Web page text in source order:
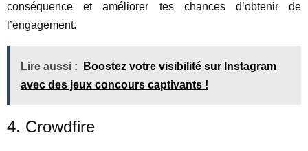
conséquence et améliorer tes chances d’obtenir de
l’engagement.
Lire aussi :
Boostez votre visibilité sur Instagram
avec des jeux concours captivants !
4. Crowdfire